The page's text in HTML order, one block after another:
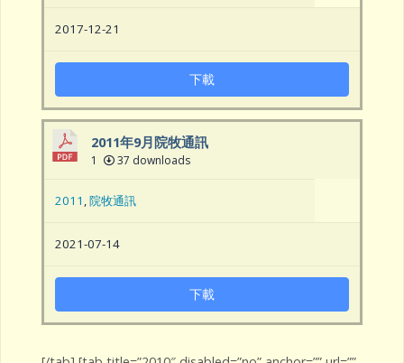
2017-12-21
下載
2011年9月院牧通訊
1 37 downloads
2011 ,院牧通訊
2021-07-14
下載